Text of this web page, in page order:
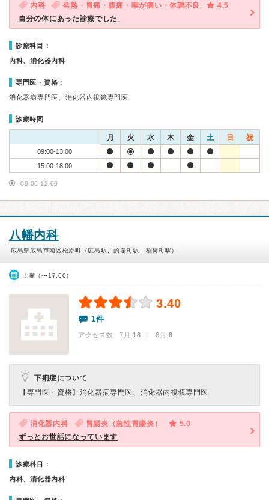
内科 発熱・胃痛・腹痛・喉が痛い・体調不良
4.5
自分の体にあった診療でした
診療科目：
内科、消化器内科
専門医・資格：
消化器病専門医、消化器内視鏡専門医
診療時間
月 火 水 木 金 土 日 祝
09:00-13:00
15:00-18:00
09:00-12:00
八幡内科
広島県広島市南区松原町（広島駅、的場町駅、稲荷町駅）
土曜（〜17:00）
3.40
1件
アクセス数 7月:18 | 6月:8
下痢症について
【専門医・資格】 消化器病専門医、消化器内視鏡専門医
消化器内科 胃腸炎（急性胃腸炎）
5.0
ずっとお世話になっています
診療科目：
内科、消化器内科